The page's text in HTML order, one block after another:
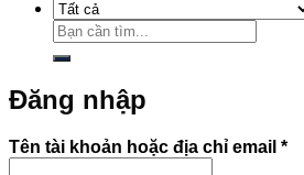
Tìm
kiếm:
Đăng nhập
Tên tài khoản hoặc địa chỉ email *